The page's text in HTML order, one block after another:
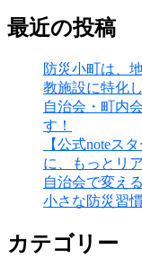
最近の投稿
防災小町は、
教施設に特化
自治会・町内
す！
【公式noteス
に、もっとリア
自治会で変え
小さな防災習
カテゴリー